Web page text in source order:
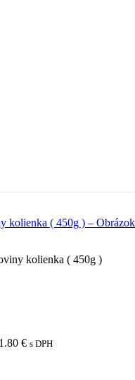
kolienka ( 450g )
1.80 € s DPH